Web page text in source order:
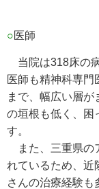
○医師
当院は318床の
医師も精神科専門
まで、幅広い層
の垣根も低く、困
す。
また、三重県の
れているため、近
さんの治療経験も